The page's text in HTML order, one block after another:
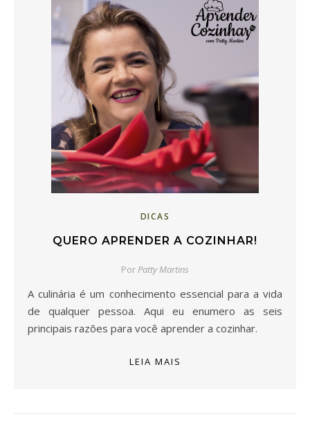
DICAS
QUERO APRENDER A COZINHAR!
PorPatty Martins
A culinária é um conhecimento essencial para a vida
de qualquer pessoa. Aqui eu enumero as seis
principais razões para você aprender a cozinhar.
LEIA MAIS